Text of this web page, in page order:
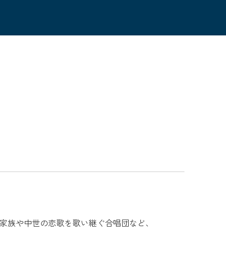
族や中世の恋歌を歌い継ぐ合唱団など、